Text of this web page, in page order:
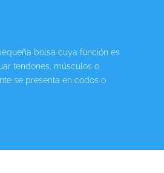
bolsa cuya función es
tendones, músculos o
se presenta en codos o